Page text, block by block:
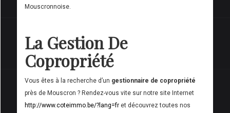
Mouscronnoise.
La Gestion De
Copropriété
Vous êtes à la recherche d’un gestionnaire de copropriété
près de Mouscron ? Rendez-vous vite sur notre site Internet
http://www.coteimmo.be/?lang=fr et découvrez toutes nos